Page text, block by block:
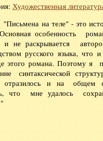
Художественная
на теле" - это
особенность
и не раскрывается
русского языка, что
этого романа. Поэтому
синтаксической
отразилось и на общем
что мне удалось